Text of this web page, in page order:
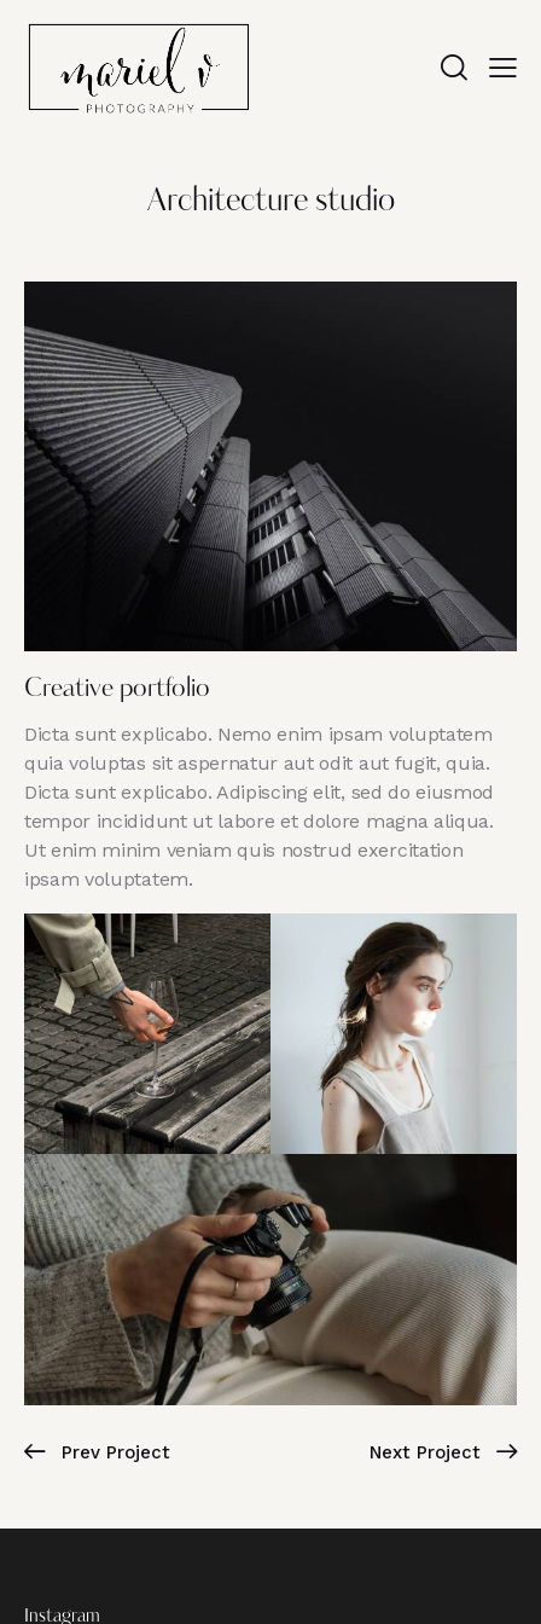
Architecture studio
Creative portfolio
Dicta sunt explicabo. Nemo enim ipsam voluptatem
quia voluptas sit aspernatur aut odit aut fugit, quia.
Dicta sunt explicabo. Adipiscing elit, sed do eiusmod
tempor incididunt ut labore et dolore magna aliqua.
Ut enim minim veniam quis nostrud exercitation
ipsam voluptatem.
Prev Project Next Project
Instagram